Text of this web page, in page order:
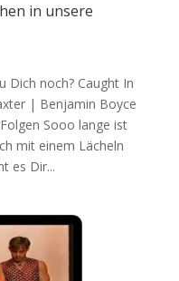
in unsere
Dich noch? Caught In
| Benjamin Boyce
Sooo lange ist
mit einem Lächeln
es Dir...